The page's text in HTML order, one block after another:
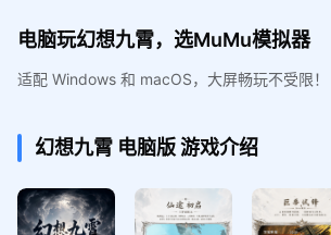
电脑玩幻想九霄，选MuMu模拟器
适配 Windows 和 macOS，大屏畅玩不受限！
幻想九霄 电脑版游戏介绍